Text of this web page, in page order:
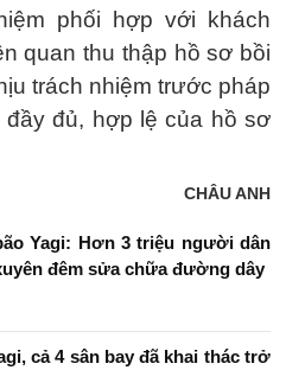
phối hợp với khách
quan thu thập hồ sơ bồi
trách nhiệm trước pháp
đầy đủ, hợp lệ của hồ sơ
CHÂU ANH
Yagi: Hơn 3 triệu người dân
đêm sửa chữa đường dây
cả 4 sân bay đã khai thác trở